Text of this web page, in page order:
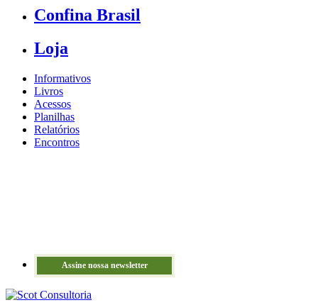
Confina Brasil
Loja
Informativos
Livros
Acessos
Planilhas
Relatórios
Encontros
Assine nossa newsletter